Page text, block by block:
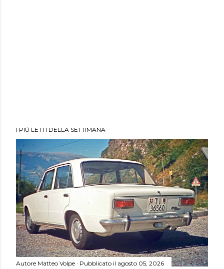
I PIÙ LETTI DELLA SETTIMANA
Autore Matteo Volpe Pubblicato il agosto 05, 2026